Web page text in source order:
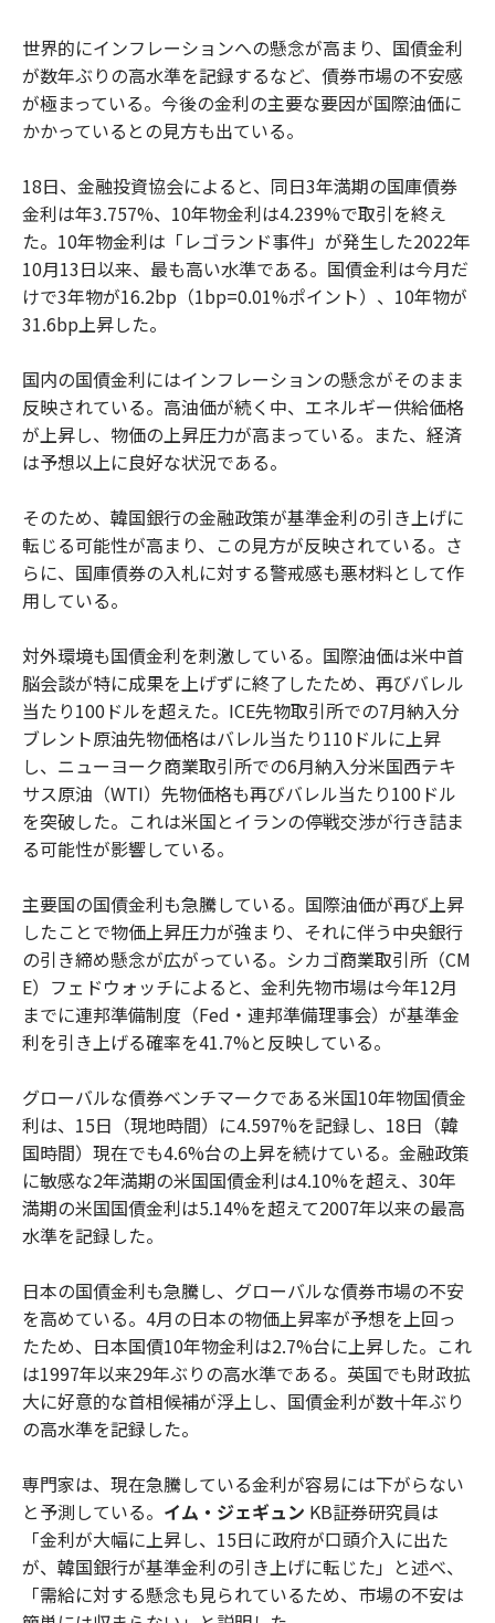
世界的にインフレーションへの懸念が高まり、国債金利
が数年ぶりの高水準を記録するなど、債券市場の不安感
が極まっている。今後の金利の主要な要因が国際油価に
かかっているとの見方も出ている。
18日、金融投資協会によると、同日3年満期の国庫債券
金利は年3.757%、10年物金利は4.239%で取引を終え
た。10年物金利は「レゴランド事件」が発生した2022年
10月13日以来、最も高い水準である。国債金利は今月だ
けで3年物が16.2bp（1bp=0.01%ポイント）、10年物が
31.6bp上昇した。
国内の国債金利にはインフレーションの懸念がそのまま
反映されている。高油価が続く中、エネルギー供給価格
が上昇し、物価の上昇圧力が高まっている。また、経済
は予想以上に良好な状況である。
そのため、韓国銀行の金融政策が基準金利の引き上げに
転じる可能性が高まり、この見方が反映されている。さ
らに、国庫債券の入札に対する警戒感も悪材料として作
用している。
対外環境も国債金利を刺激している。国際油価は米中首
脳会談が特に成果を上げずに終了したため、再びバレル
当たり100ドルを超えた。ICE先物取引所での7月納入分
ブレント原油先物価格はバレル当たり110ドルに上昇
し、ニューヨーク商業取引所での6月納入分米国西テキ
サス原油（WTI）先物価格も再びバレル当たり100ドル
を突破した。これは米国とイランの停戦交渉が行き詰ま
る可能性が影響している。
主要国の国債金利も急騰している。国際油価が再び上昇
したことで物価上昇圧力が強まり、それに伴う中央銀行
の引き締め懸念が広がっている。シカゴ商業取引所（CM
E）フェドウォッチによると、金利先物市場は今年12月
までに連邦準備制度（Fed・連邦準備理事会）が基準金
利を引き上げる確率を41.7%と反映している。
グローバルな債券ベンチマークである米国10年物国債金
利は、15日（現地時間）に4.597%を記録し、18日（韓
国時間）現在でも4.6%台の上昇を続けている。金融政策
に敏感な2年満期の米国国債金利は4.10%を超え、30年
満期の米国国債金利は5.14%を超えて2007年以来の最高
水準を記録した。
日本の国債金利も急騰し、グローバルな債券市場の不安
を高めている。4月の日本の物価上昇率が予想を上回っ
たため、日本国債10年物金利は2.7%台に上昇した。これ
は1997年以来29年ぶりの高水準である。英国でも財政拡
大に好意的な首相候補が浮上し、国債金利が数十年ぶり
の高水準を記録した。
専門家は、現在急騰している金利が容易には下がらない
と予測している。 イム・ジェギュン KB証券研究員は
「金利が大幅に上昇し、15日に政府が口頭介入に出た
が、韓国銀行が基準金利の引き上げに転じた」と述べ、
「需給に対する懸念も見られているため、市場の不安は